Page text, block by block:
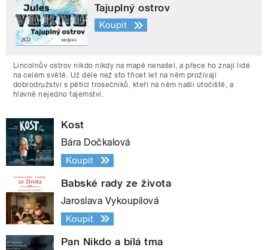
Tajuplný ostrov
Koupit
Lincolnův ostrov nikdo nikdy na mapě nenašel, a přece ho znají lidé
na celém světě. Už déle než sto třicet let na něm prožívají
dobrodružství s pěticí trosečníků, kteří na něm našli útočiště, a
hlavně nejedno tajemství.
Kost
Bára Dočkalová
Koupit
Babské rady ze života
Jaroslava Vykoupilová
Koupit
Pan Nikdo a bílá tma